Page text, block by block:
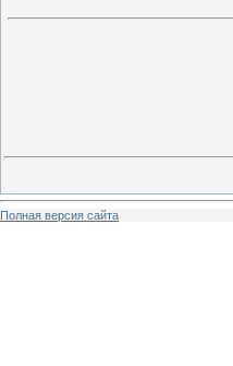
Полная версия сайта